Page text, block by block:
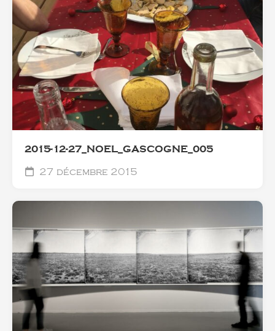
2015-12-27_NOEL_GASCOGNE_005
27 décembre 2015